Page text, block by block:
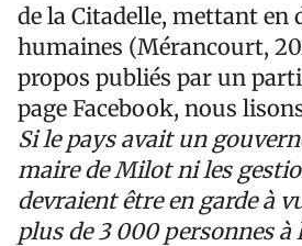
de la Citadelle, mettant en
humaines (Mérancourt,
propos publiés par un
page Facebook, nous
Si le pays avait un
maire de Milot ni les
devraient être en garde à
plus de 3 000 personnes à